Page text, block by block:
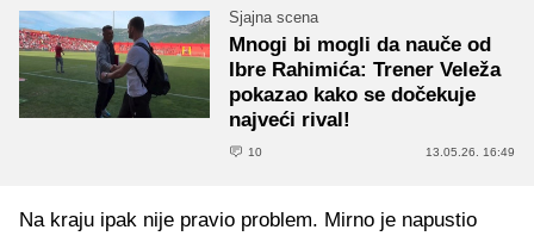
Sjajna scena
Mnogi bi mogli da nauče od
Ibre Rahimića: Trener Veleža
pokazao kako se dočekuje
najveći rival!
10 13.05.26. 16:49
Na kraju ipak nije pravio problem. Mirno je napustio